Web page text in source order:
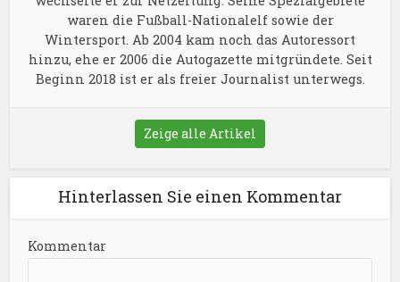
waren die Fußball-Nationalelf sowie der
Wintersport. Ab 2004 kam noch das Autoressort
hinzu, ehe er 2006 die Autogazette mitgründete. Seit
Beginn 2018 ist er als freier Journalist unterwegs.
Zeige alle Artikel
Hinterlassen Sie einen Kommentar
Kommentar